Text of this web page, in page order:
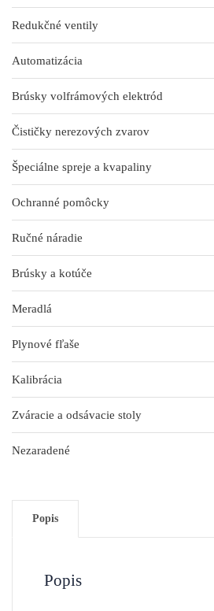
Redukčné ventily
Automatizácia
Brúsky volfrámových elektród
Čističky nerezových zvarov
Špeciálne spreje a kvapaliny
Ochranné pomôcky
Ručné náradie
Brúsky a kotúče
Meradlá
Plynové fľaše
Kalibrácia
Zváracie a odsávacie stoly
Nezaradené
Popis
Popis